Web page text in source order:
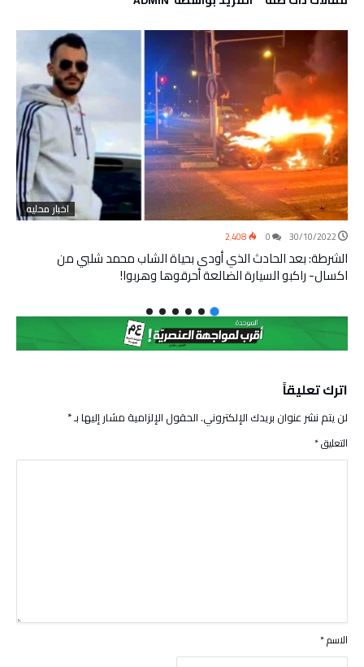
اخبار محليه
30/10/2022 2٬408
الشرطة: بعد الحادث الذي أودى بحياة الشاب محمد شلبي من
اكسال- راكبو السيارة الضالعة أحرقوها وهربوا!
اترك تعليقاً
لن يتم نشر عنوان بريدك الإلكتروني.الحقول الإلزامية مشار إليها بـ*
التعليق*
الاسم*